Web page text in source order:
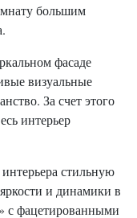
большим
фасаде
визуальные
За счет этого
интерьер
стильную
и динамики в
с фацетированными